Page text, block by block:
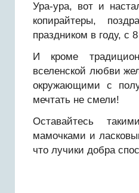
Ура-ура, вот и
копирайтеры,
праздником в году, с
И кроме
вселенской любви
окружающими с
мечтать не смели!
Оставайтесь
мамочками и
что лучики добра